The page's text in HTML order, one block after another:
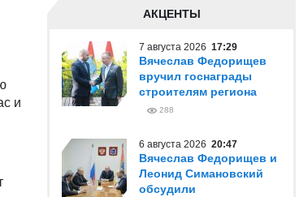
и
АКЦЕНТЫ
7 августа 2026 17:29
Вячеслав Федорищев
вручил госнаграды
строителям региона
288
6 августа 2026 20:47
Вячеслав Федорищев и
Леонид Симановский
обсудили